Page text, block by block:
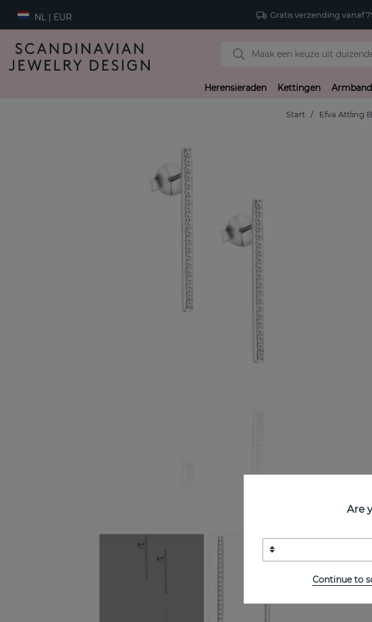
NL | EUR Gratis verzending vanaf
Herensieraden Kettingen
Start Efva Attling
Are
Continue to